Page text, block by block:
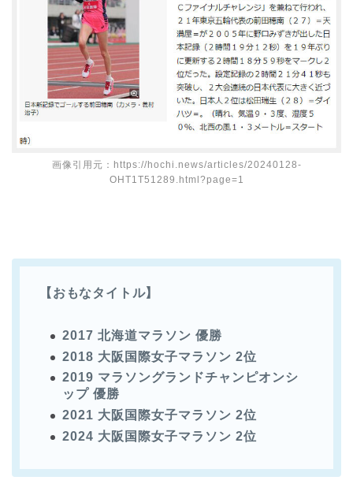
画像引用元：https://hochi.news/articles/20240128-
OHT1T51289.html?page=1
【おもなタイトル】
2017 北海道マラソン 優勝
2018 大阪国際女子マラソン 2位
2019 マラソングランドチャンピオンシ
ップ 優勝
2021 大阪国際女子マラソン 2位
2024 大阪国際女子マラソン 2位